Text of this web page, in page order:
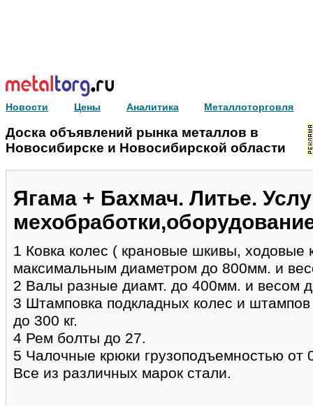
Новости Цены Аналитика Металлоторговля
Доска объявлений рынка металлов в
Новосибирске и Новосибирской области
Ягама + Бахмач. Литье.
1 Ковка колес ( крановые шкивы, ходовые
максимальным диаметром до 800мм. и
2 Валы разные диамт. до 400мм. и весом
3 Штамповка подкладных колес и
до 300 кг.
4 Рем болты до 27.
5 Чалочные крюки грузоподъемностью от
Все из различных марок стали.